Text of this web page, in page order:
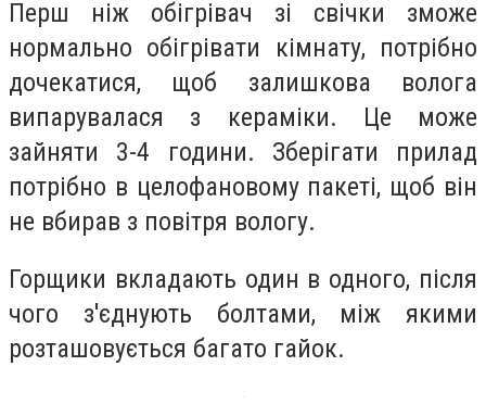
Перш ніж обігрівач зі свічки зможе
нормально обігрівати кімнату, потрібно
дочекатися, щоб залишкова волога
випарувалася з кераміки. Це може
зайняти 3-4 години. Зберігати прилад
потрібно в целофановому пакеті, щоб він
не вбирав з повітря вологу.
Горщики вкладають один в одного, після
чого з'єднують болтами, між якими
розташовується багато гайок.